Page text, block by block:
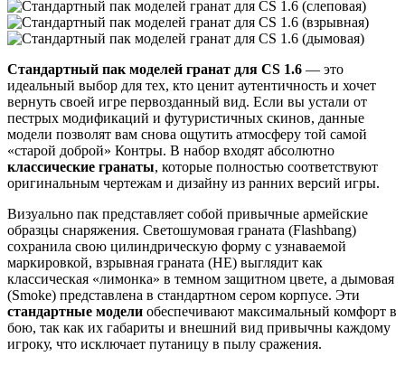
Стандартный пак моделей гранат для CS 1.6 — это
идеальный выбор для тех, кто ценит аутентичность и хочет
вернуть своей игре первозданный вид. Если вы устали от
пестрых модификаций и футуристичных скинов, данные
модели позволят вам снова ощутить атмосферу той самой
«старой доброй» Контры. В набор входят абсолютно
классические гранаты, которые полностью соответствуют
оригинальным чертежам и дизайну из ранних версий игры.
Визуально пак представляет собой привычные армейские
образцы снаряжения. Светошумовая граната (Flashbang)
сохранила свою цилиндрическую форму с узнаваемой
маркировкой, взрывная граната (HE) выглядит как
классическая «лимонка» в темном защитном цвете, а дымовая
(Smoke) представлена в стандартном сером корпусе. Эти
стандартные модели обеспечивают максимальный комфорт в
бою, так как их габариты и внешний вид привычны каждому
игроку, что исключает путаницу в пылу сражения.